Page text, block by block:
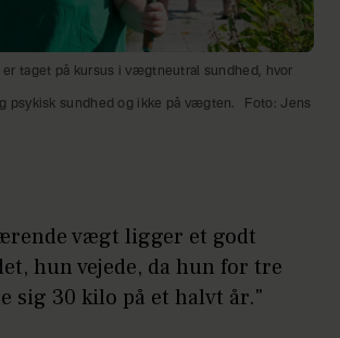
er taget på kursus i vægtneutral sundhed, hvor
psykisk sundhed og ikke på vægten. Foto: Jens
vægt ligger et godt
hun vejede, da hun for tre
sig 30 kilo på et halvt år."